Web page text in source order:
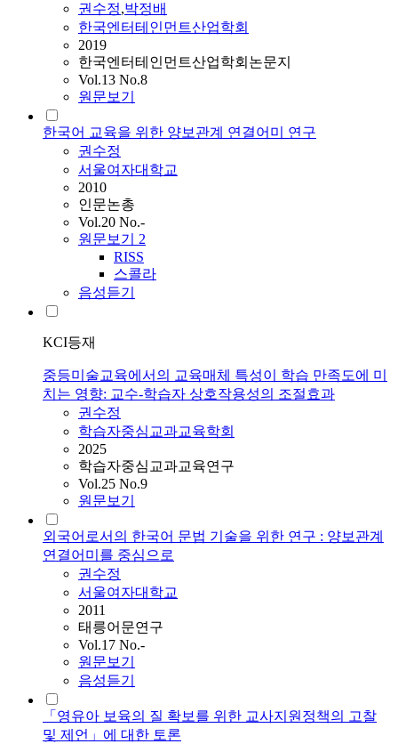
권수정,박정배
한국엔터테인먼트산업학회
2019
한국엔터테인먼트산업학회논문지
Vol.13 No.8
원문보기
한국어 교육을 위한 양보관계 연결어미 연구
권수정
서울여자대학교
2010
인문논총
Vol.20 No.-
원문보기 2
RISS
스콜라
음성듣기
KCI등재
중등미술교육에서의 교육매체 특성이 학습 만족도에 미
치는 영향: 교수-학습자 상호작용성의 조절효과
권수정
학습자중심교과교육학회
2025
학습자중심교과교육연구
Vol.25 No.9
원문보기
외국어로서의 한국어 문법 기술을 위한 연구 : 양보관계
연결어미를 중심으로
권수정
서울여자대학교
2011
태릉어문연구
Vol.17 No.-
원문보기
음성듣기
「영유아 보육의 질 확보를 위한 교사지원정책의 고찰
및 제언」에 대한 토론